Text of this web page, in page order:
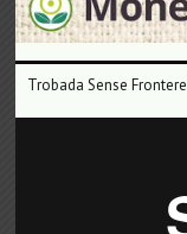
Trobada Sense